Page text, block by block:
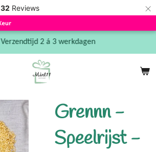
32 Reviews ×
Verzendtijd 2 á 3 werkdagen
Grennn -
Speelrijst -